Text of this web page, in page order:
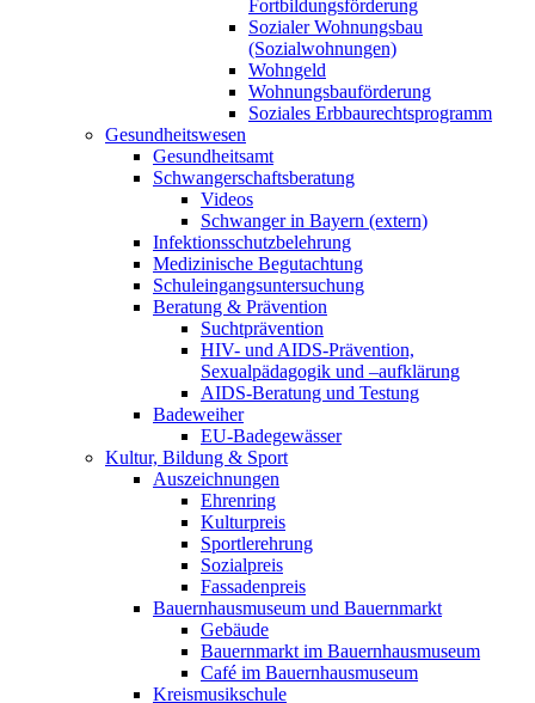
Fortbildungsförderung
Sozialer Wohnungsbau
(Sozialwohnungen)
Wohngeld
Wohnungsbauförderung
Soziales Erbbaurechtsprogramm
Gesundheitswesen
Gesundheitsamt
Schwangerschaftsberatung
Videos
Schwanger in Bayern (extern)
Infektionsschutzbelehrung
Medizinische Begutachtung
Schuleingangsuntersuchung
Beratung & Prävention
Suchtprävention
HIV- und AIDS-Prävention,
Sexualpädagogik und –aufklärung
AIDS-Beratung und Testung
Badeweiher
EU-Badegewässer
Kultur, Bildung & Sport
Auszeichnungen
Ehrenring
Kulturpreis
Sportlerehrung
Sozialpreis
Fassadenpreis
Bauernhausmuseum und Bauernmarkt
Gebäude
Bauernmarkt im Bauernhausmuseum
Café im Bauernhausmuseum
Kreismusikschule